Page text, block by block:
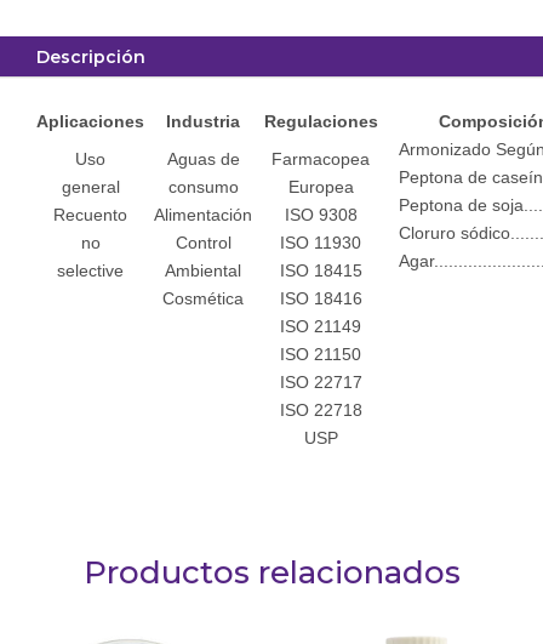
Descripción
Aplicaciones Industria Regulaciones
Uso
general
Recuento
no
selective
Aguas de
consumo
Alimentación
Control
Ambiental
Cosmética
Farmacopea
Europea
ISO 9308
ISO 11930
ISO 18415
ISO 18416
ISO 21149
ISO 21150
ISO 22717
ISO 22718
USP
Armonizado
Peptona de
Peptona de
Cloruro
Productos relacionados